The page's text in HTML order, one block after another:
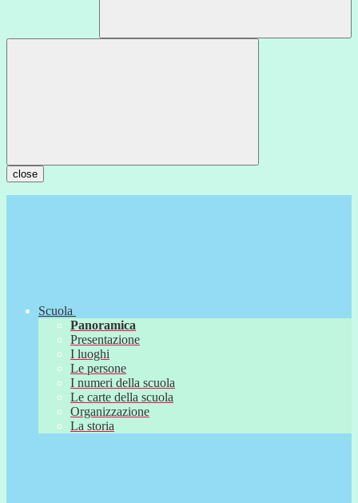
close
Scuola
Panoramica
Presentazione
I luoghi
Le persone
I numeri della scuola
Le carte della scuola
Organizzazione
La storia